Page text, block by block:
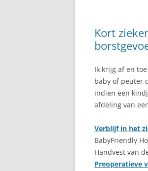
TOESCHIETREFLEX
TWEELING
VASTE VOEDING
VOEDING VAN
ZWANGERSCHAP
Kort
Ik krijg af en
baby of peuter
indien een
afdeling van
Verblijf in het
BabyFriendly
Handvest van
Preoperatieve